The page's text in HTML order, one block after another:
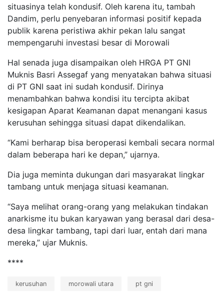
situasinya telah kondusif. Oleh karena itu, tambah
Dandim, perlu penyebaran informasi positif kepada
publik karena peristiwa akhir pekan lalu sangat
mempengaruhi investasi besar di Morowali
Hal senada juga disampaikan oleh HRGA PT GNI
Muknis Basri Assegaf yang menyatakan bahwa situasi
di PT GNI saat ini sudah kondusif. Dirinya
menambahkan bahwa kondisi itu tercipta akibat
kesigapan Aparat Keamanan dapat menangani kasus
kerusuhan sehingga situasi dapat dikendalikan.
“Kami berharap bisa beroperasi kembali secara normal
dalam beberapa hari ke depan,” ujarnya.
Dia juga meminta dukungan dari masyarakat lingkar
tambang untuk menjaga situasi keamanan.
“Saya melihat orang-orang yang melakukan tindakan
anarkisme itu bukan karyawan yang berasal dari desa-
desa lingkar tambang, tapi dari luar, entah dari mana
mereka,” ujar Muknis.
****
kerusuhan morowali utara pt gni